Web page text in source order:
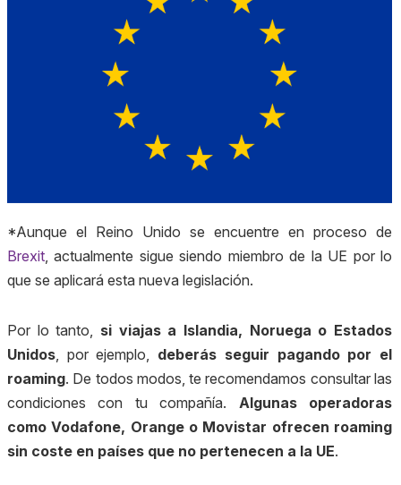
*Aunque el Reino Unido se encuentre en proceso de
Brexit, actualmente sigue siendo miembro de la UE por lo
que se aplicará esta nueva legislación.
Por lo tanto, si viajas a Islandia, Noruega o Estados
Unidos, por ejemplo, deberás seguir pagando por el
roaming. De todos modos, te recomendamos consultar las
condiciones con tu compañía. Algunas operadoras
como Vodafone, Orange o Movistar ofrecen roaming
sin coste en países que no pertenecen a la UE.